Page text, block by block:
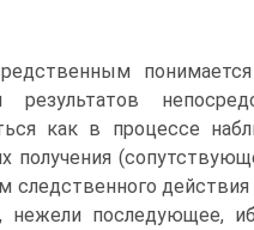
результатов
как в процессе
получения
следственного
нежели последующее,